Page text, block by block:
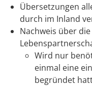
Übersetzungen
durch im Inland
Nachweis über
Wird nur
einmal eine
begründet